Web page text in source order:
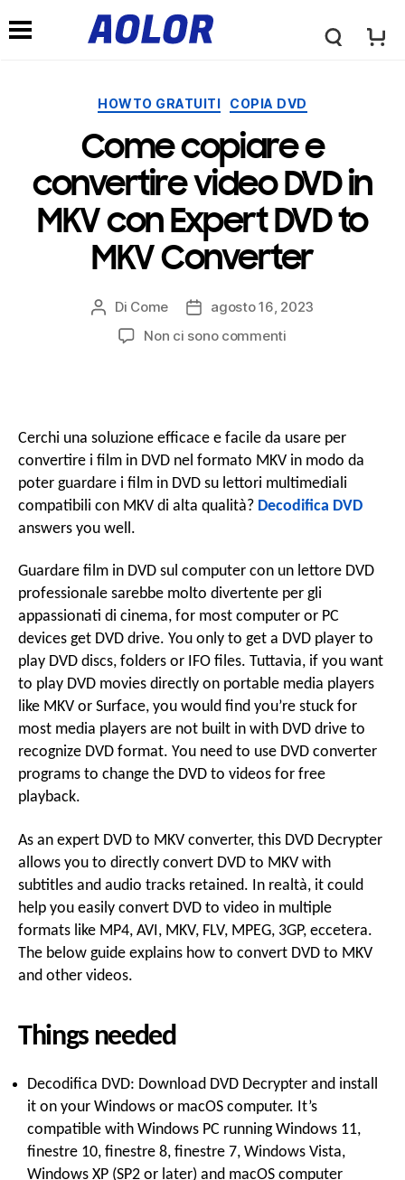
l
g
a
o
o
r
Categorie
HOWTO GRATUITI COPIA DVD
Come copiare e
convertire video DVD in
MKV con Expert DVD to
MKV Converter
Post
autore
Di Come
Dataagosto 16, 2023
Non ci sono commentiSU
video
DVD
in
MKV
con
to
MKV
Converter
Cerchi una soluzione efficace e facile da usare per
convertire i film in DVD nel formato MKV in modo da
poter guardare i film in DVD su lettori multimediali
compatibili con MKV di alta qualità? Decodifica DVD
answers you well .
Guardare film in DVD sul computer con un lettore DVD
professionale sarebbe molto divertente per gli
appassionati di cinema, for most computer or PC
devices get DVD drive. You only to get a DVD player to
play DVD discs, folders or IFO files. Tuttavia, if you want
to play DVD movies directly on portable media players
like MKV or Surface, you would find you’re stuck for
most media players are not built in with DVD drive to
recognize DVD format. You need to use DVD converter
programs to change the DVD to videos for free
playback.
As an expert DVD to MKV converter, this DVD Decrypter
allows you to directly convert DVD to MKV with
subtitles and audio tracks retained. In realtà, it could
help you easily convert DVD to video in multiple
formats like MP4, AVI , MKV, FLV, MPEG, 3GP, eccetera.
The below guide explains how to convert DVD to MKV
and other videos.
Things needed
Decodifica DVD: Download DVD Decrypter and install
it on your Windows or macOS computer. It’s
compatible with Windows PC running Windows 11,
finestre 10, finestre 8, finestre 7, Windows Vista,
Windows XP (SP2 or later) and macOS computer